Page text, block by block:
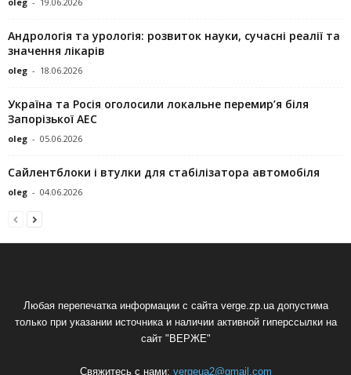
Андрологія та урологія: розвиток науки, сучасні реалії та
значення лікарів
oleg - 18.06.2026
Україна та Росія оголосили локальне перемир’я біля
Запорізької АЕС
oleg - 05.06.2026
Сайлентблоки і втулки для стабілізатора автомобіля
oleg - 04.06.2026
Любая перепечатка информации с сайта verge.zp.ua допустима
только при указании источника и наличии активной гиперссылки на
сайт "ВЕРЖЕ"
Свяжитесь с нами: vergeua2@gmail.com